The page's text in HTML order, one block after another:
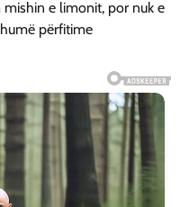
e limonit, por nuk e
përfitime